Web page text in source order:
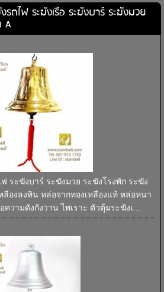
รถไฟ ระฆังเรือ ระฆังบาร์ ระฆังมวย
A
ระฆังบาร์ ระฆังมวย ระฆังโรงพัก ระฆัง
ลืองลงหิน หล่อจากทองเหลืองแท้ หล่อหนา
วามดังกังวาน ไพเราะ ตัวตุ้มระฆังเ...